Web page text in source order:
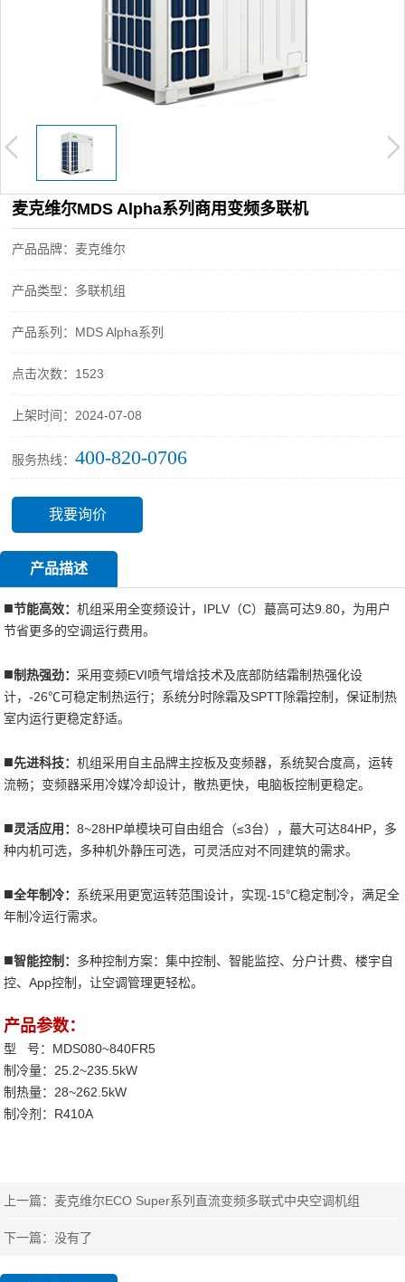
麦克维尔MDS Alpha系列商用变频多联机
产品品牌：麦克维尔
产品类型：多联机组
产品系列：MDS Alpha系列
点击次数：1523
上架时间：2024-07-08
服务热线：400-820-0706
我要询价
产品描述
■节能高效：机组采用全变频设计，IPLV（C）蕞高可达9.80，为用户
节省更多的空调运行费用。
■制热强劲：采用变频EVI喷气增焓技术及底部防结霜制热强化设
计，-26℃可稳定制热运行；系统分时除霜及SPTT除霜控制，保证制热
室内运行更稳定舒适。
■先进科技：机组采用自主品牌主控板及变频器，系统契合度高，运转
流畅；变频器采用冷媒冷却设计，散热更快，电脑板控制更稳定。
■灵活应用：8~28HP单模块可自由组合（≤3台），蕞大可达84HP，多
种内机可选，多种机外静压可选，可灵活应对不同建筑的需求。
■全年制冷： 系统采用更宽运转范围设计，实现-15℃稳定制冷，满足全
年制冷运行需求。
■智能控制： 多种控制方案：集中控制、智能监控、分户计费、楼宇自
控、App控制，让空调管理更轻松。
产品参数：
型 号：MDS080~840FR5
制冷量：25.2~235.5kW
制热量：28~262.5kW
制冷剂：R410A
上一篇：麦克维尔ECO Super系列直流变频多联式中央空调机组
下一篇：没有了